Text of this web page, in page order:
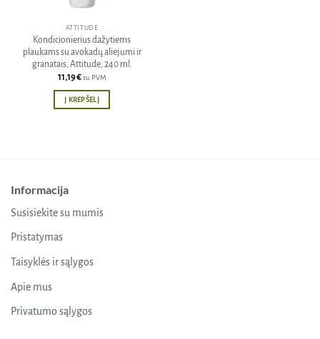
ATTITUDE
Kondicionierius dažytiems
plaukams su avokadų aliejumi ir
granatais, Attitude, 240 ml.
11,19€ su PVM
Į KREPŠELĮ
Informacija
Susisiekite su mumis
Pristatymas
Taisyklės ir sąlygos
Apie mus
Privatumo sąlygos